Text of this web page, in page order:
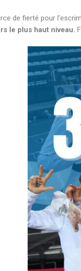
de fierté pour
le plus haut niveau.